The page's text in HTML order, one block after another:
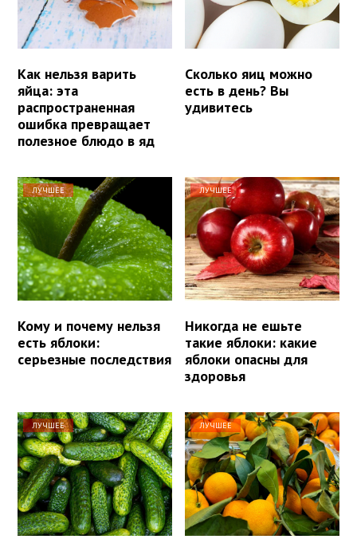
Как нельзя варить
яйца: эта
распространенная
ошибка превращает
полезное блюдо в яд
Сколько яиц можно
есть в день? Вы
удивитесь
ЛУЧШЕЕ
Кому и почему нельзя
есть яблоки:
серьезные последствия
ЛУЧШЕЕ
Никогда не ешьте
такие яблоки: какие
яблоки опасны для
здоровья
ЛУЧШЕЕ ЛУЧШЕЕ